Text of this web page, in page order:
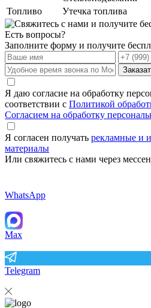
Топливо
Утечка топлива
Есть вопросы?
Заполните форму и получите
Я даю согласие на обработку
соответствии с Политикой
Согласием на обработку
Я согласен получать рекламные и
материалы
Или свяжитесь с нами через
WhatsApp
Max
Telegram